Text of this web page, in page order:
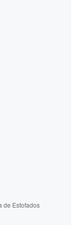
de Estofados